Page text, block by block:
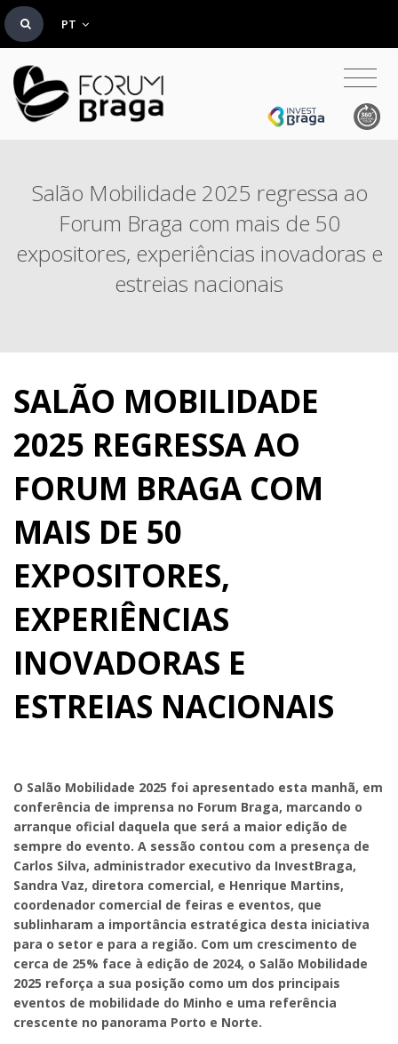
PT
Salão Mobilidade 2025 regressa ao
Forum Braga com mais de 50
expositores, experiências inovadoras e
estreias nacionais
SALÃO MOBILIDADE
2025 REGRESSA AO
FORUM BRAGA COM
MAIS DE 50
EXPOSITORES,
EXPERIÊNCIAS
INOVADORAS E
ESTREIAS NACIONAIS
O Salão Mobilidade 2025 foi apresentado esta manhã, em
conferência de imprensa no Forum Braga, marcando o
arranque oficial daquela que será a maior edição de
sempre do evento. A sessão contou com a presença de
Carlos Silva, administrador executivo da InvestBraga,
Sandra Vaz, diretora comercial, e Henrique Martins,
coordenador comercial de feiras e eventos, que
sublinharam a importância estratégica desta iniciativa
para o setor e para a região. Com um crescimento de
cerca de 25% face à edição de 2024, o Salão Mobilidade
2025 reforça a sua posição como um dos principais
eventos de mobilidade do Minho e uma referência
crescente no panorama Porto e Norte.